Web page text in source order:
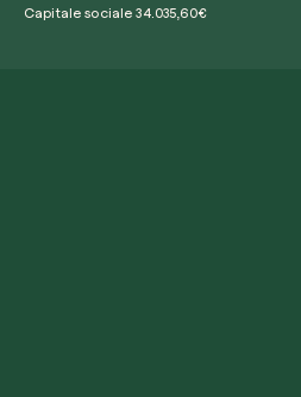
Capitale sociale 34.035,60€